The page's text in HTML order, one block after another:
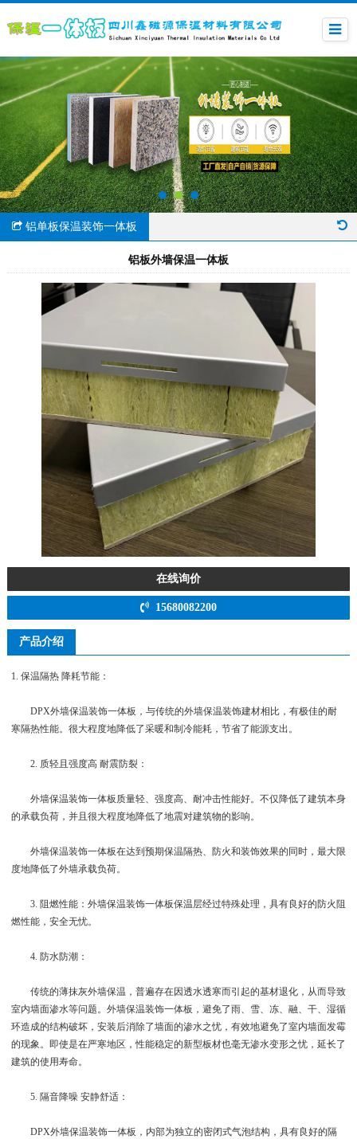
铝单板保温装饰一体板
铝板外墙保温一体板
在线询价
15680082200
产品介绍
1. 保温隔热 降耗节能：
DPX外墙保温装饰一体板，与传统的外墙保温装饰建材相比，有极佳的耐
寒隔热性能。很大程度地降低了采暖和制冷能耗，节省了能源支出。
2. 质轻且强度高 耐震防裂：
外墙保温装饰一体板质量轻、强度高、耐冲击性能好。不仅降低了建筑本身
的承载负荷，并且很大程度地降低了地震对建筑物的影响。
外墙保温装饰一体板在达到预期保温隔热、防火和装饰效果的同时，最大限
度地降低了外墙承载负荷。
3. 阻燃性能：外墙保温装饰一体板保温层经过特殊处理，具有良好的防火阻
燃性能，安全无忧。
4. 防水防潮：
传统的薄抹灰外墙保温，普遍存在因透水透寒而引起的基材退化，从而导致
室内墙面渗水等问题。外墙保温装饰一体板，避免了雨、雪、冻、融、干、湿循
环造成的结构破坏，安装后消除了墙面的渗水之忧，有效地避免了室内墙面发霉
的现象。即使是在严寒地区，性能稳定的新型板材也毫无渗水变形之忧，延长了
建筑的使用寿命。
5. 隔音降噪 安静舒适：
DPX外墙保温装饰一体板，内部为独立的密闭式气泡结构，具有良好的隔